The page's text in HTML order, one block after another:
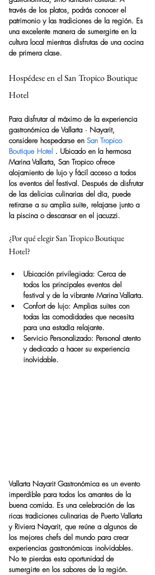
través de los platos, podrás conocer el
patrimonio y las tradiciones de la región. Es
una excelente manera de sumergirte en la
cultura local mientras disfrutas de una cocina
de primera clase.
Hospédese en el San Tropico Boutique
Hotel
Para disfrutar al máximo de la experiencia
gastronómica de Vallarta · Nayarit,
considere hospedarse en San Tropico
Boutique Hotel . Ubicado en la hermosa
Marina Vallarta, San Tropico ofrece
alojamiento de lujo y fácil acceso a todos
los eventos del festival. Después de disfrutar
de las delicias culinarias del día, puede
retirarse a su amplia suite, relajarse junto a
la piscina o descansar en el jacuzzi.
¿Por qué elegir San Tropico Boutique
Hotel?
Ubicación privilegiada: Cerca de
todos los principales eventos del
festival y de la vibrante Marina Vallarta.
Confort de lujo: Amplias suites con
todas las comodidades que necesita
para una estadía relajante.
Servicio Personalizado: Personal atento
y dedicado a hacer su experiencia
inolvidable.
Vallarta Nayarit Gastronómica es un evento
imperdible para todos los amantes de la
buena comida. Es una celebración de las
ricas tradiciones culinarias de Puerto Vallarta
y Riviera Nayarit, que reúne a algunos de
los mejores chefs del mundo para crear
experiencias gastronómicas inolvidables.
No te pierdas esta oportunidad de
sumergirte en los sabores de la región.